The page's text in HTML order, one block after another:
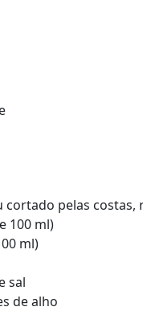
cortado pelas
100 ml)
ml)
sal
de alho